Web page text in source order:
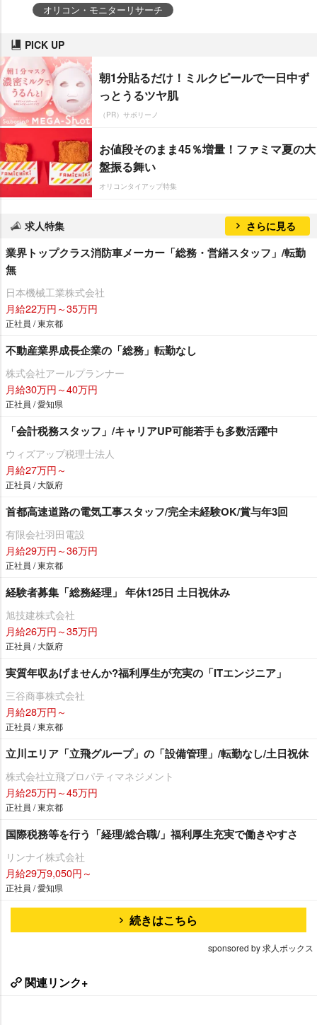
オリコン・モニターリサーチ
PICK UP
朝1分貼るだけ！ミルクピールで一日中ず
っとうるツヤ肌
（PR）サボリーノ
お値段そのまま45％増量！ファミマ夏の大
盤振る舞い
オリコンタイアップ特集
求人特集 さらに見る
業界トップクラス消防車メーカー「総務・営繕スタッフ」/転勤
無
日本機械工業株式会社
月給22万円～35万円
正社員 / 東京都
不動産業界成長企業の「総務」転勤なし
株式会社アールプランナー
月給30万円～40万円
正社員 / 愛知県
「会計税務スタッフ」/キャリアUP可能若手も多数活躍中
ウィズアップ税理士法人
月給27万円～
正社員 / 大阪府
首都高速道路の電気工事スタッフ/完全未経験OK/賞与年3回
有限会社羽田電設
月給29万円～36万円
正社員 / 東京都
経験者募集「総務経理」 年休125日 土日祝休み
旭技建株式会社
月給26万円～35万円
正社員 / 大阪府
実質年収あげませんか?福利厚生が充実の「ITエンジニア」
三谷商事株式会社
月給28万円～
正社員 / 東京都
立川エリア「立飛グループ」の「設備管理」/転勤なし/土日祝休
株式会社立飛プロパティマネジメント
月給25万円～45万円
正社員 / 東京都
国際税務等を行う「経理/総合職/」福利厚生充実で働きやすさ
リンナイ株式会社
月給29万9,050円～
正社員 / 愛知県
続きはこちら
sponsored by 求人ボックス
関連リンク+